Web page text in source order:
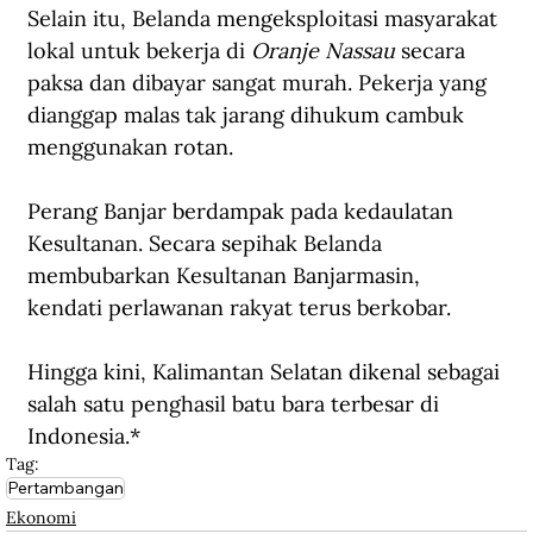
Selain itu, Belanda mengeksploitasi masyarakat
lokal untuk bekerja di Oranje Nassau secara
paksa dan dibayar sangat murah. Pekerja yang
dianggap malas tak jarang dihukum cambuk
menggunakan rotan.
Perang Banjar berdampak pada kedaulatan
Kesultanan. Secara sepihak Belanda
membubarkan Kesultanan Banjarmasin,
kendati perlawanan rakyat terus berkobar.
Hingga kini, Kalimantan Selatan dikenal sebagai
salah satu penghasil batu bara terbesar di
Indonesia.*
Tag:
Pertambangan
Ekonomi